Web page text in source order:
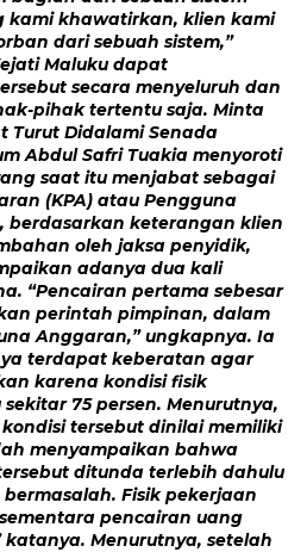
kami khawatirkan, klien kami
dari sebuah sistem,”
Maluku dapat
secara menyeluruh dan
pihak tertentu saja. Minta
Turut Didalami Senada
Abdul Safri Tuakia menyoroti
saat itu menjabat sebagai
(KPA) atau Pengguna
berdasarkan keterangan klien
oleh jaksa penyidik,
adanya dua kali
“Pencairan pertama sebesar
perintah pimpinan, dalam
Anggaran,” ungkapnya. Ia
terdapat keberatan agar
karena kondisi fisik
75 persen. Menurutnya,
tersebut dinilai memiliki
menyampaikan bahwa
ditunda terlebih dahulu
Fisik pekerjaan
pencairan uang
Menurutnya, setelah